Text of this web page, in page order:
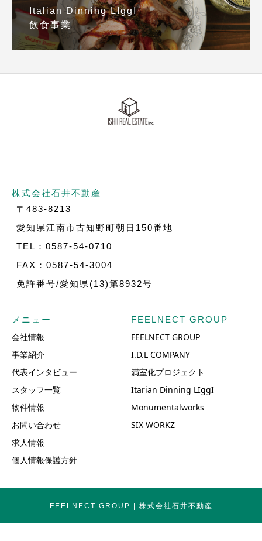
Italian Dinning LIggI
飲食事業
株式会社石井不動産
〒483-8213
愛知県江南市古知野町朝日150番地
TEL：0587-54-0710
FAX：0587-54-3004
免許番号/愛知県(13)第8932号
メニュー
会社情報
事業紹介
代表インタビュー
スタッフ一覧
物件情報
お問い合わせ
求人情報
個人情報保護方針
FEELNECT GROUP
FEELNECT GROUP
I.D.L COMPANY
満室化プロジェクト
Itarian Dinning LIggI
Monumentalworks
SIX WORKZ
FEELNECT GROUP | 株式会社石井不動産